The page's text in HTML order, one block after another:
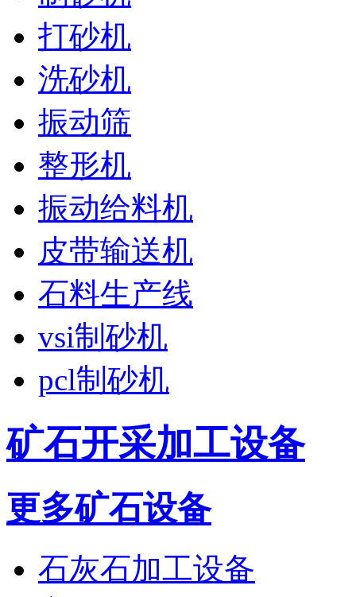
打砂机
洗砂机
振动筛
整形机
振动给料机
皮带输送机
石料生产线
vsi制砂机
pcl制砂机
矿石开采加工设备
更多矿石设备
石灰石加工设备